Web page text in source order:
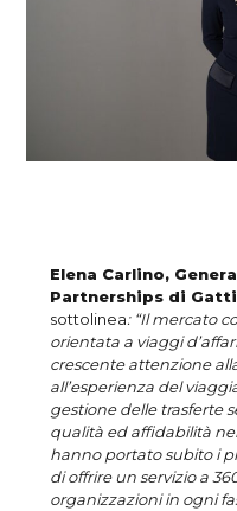
Elena Carlino,
Partnerships di
sottolinea: “Il mercato
orientata a viaggi
crescente attenzione
all’esperienza del
gestione delle trasferte
qualità ed affidabilità
hanno portato subito i
di offrire un servizio a
organizzazioni in ogni